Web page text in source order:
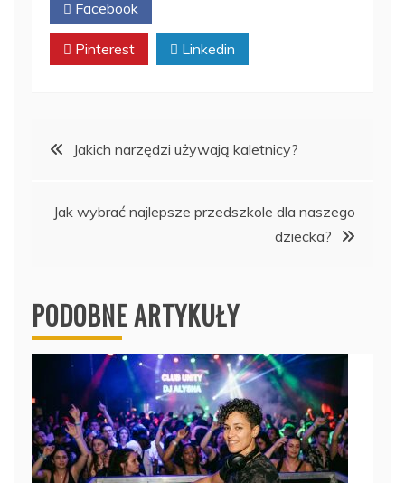
Facebook
Pinterest Linkedin
Nawigacja
Jakich narzędzi używają kaletnicy?
Jak wybrać najlepsze przedszkole dla naszego
dziecka?
PODOBNE ARTYKUŁY